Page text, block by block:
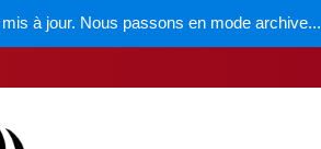
à jour. Nous passons en mode archive...